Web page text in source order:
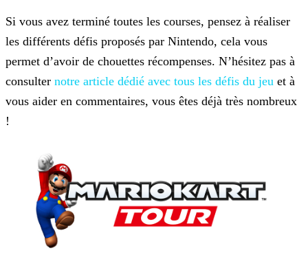
Si vous avez terminé toutes les courses, pensez à réaliser
les différents défis proposés par Nintendo, cela vous
permet d’avoir de chouettes récompenses. N’hésitez pas à
consulter notre article dédié avec tous les défis du jeu et à
vous aider en commentaires, vous êtes déjà très nombreux
!